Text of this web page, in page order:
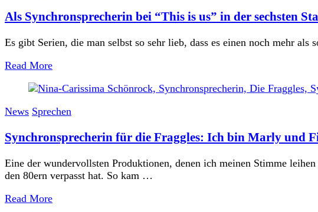
Als Synchronsprecherin bei “This is us” in der sechsten
Es gibt Serien, die man selbst so sehr lieb, dass es einen noch mehr
Read More
News Sprechen
Synchronsprecherin für die Fraggles: Ich bin Marly und
Eine der wundervollsten Produktionen, denen ich meinen Stimme
den 80ern verpasst hat. So kam …
Read More